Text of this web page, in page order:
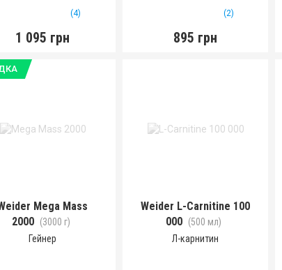
(4)
1 095 грн
(2)
895 грн
Mega Mass
2000 (3000 г)
Гейнер
Weider L-Carnitine 100
000 (500 мл)
Л-карнитин